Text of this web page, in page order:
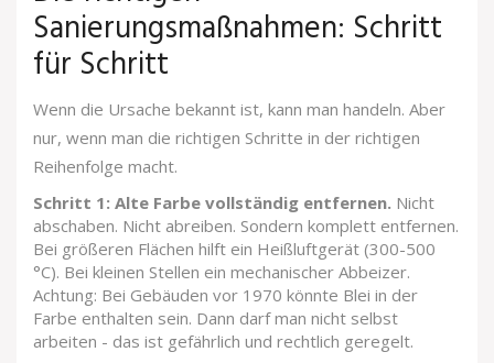
Sanierungsmaßnahmen: Schritt
für Schritt
Wenn die Ursache bekannt ist, kann man handeln. Aber
nur, wenn man die richtigen Schritte in der richtigen
Reihenfolge macht.
Schritt 1: Alte Farbe vollständig entfernen. Nicht
abschaben. Nicht abreiben. Sondern komplett entfernen.
Bei größeren Flächen hilft ein Heißluftgerät (300-500
°C). Bei kleinen Stellen ein mechanischer Abbeizer.
Achtung: Bei Gebäuden vor 1970 könnte Blei in der
Farbe enthalten sein. Dann darf man nicht selbst
arbeiten - das ist gefährlich und rechtlich geregelt.